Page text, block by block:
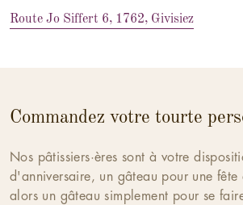
Route Jo Siffert 6, 1762, Givisiez
Commandez votre tourte
Nos pâtissiers·ères sont à votre
d'anniversaire, un gâteau pour une fête
alors un gâteau simplement pour se